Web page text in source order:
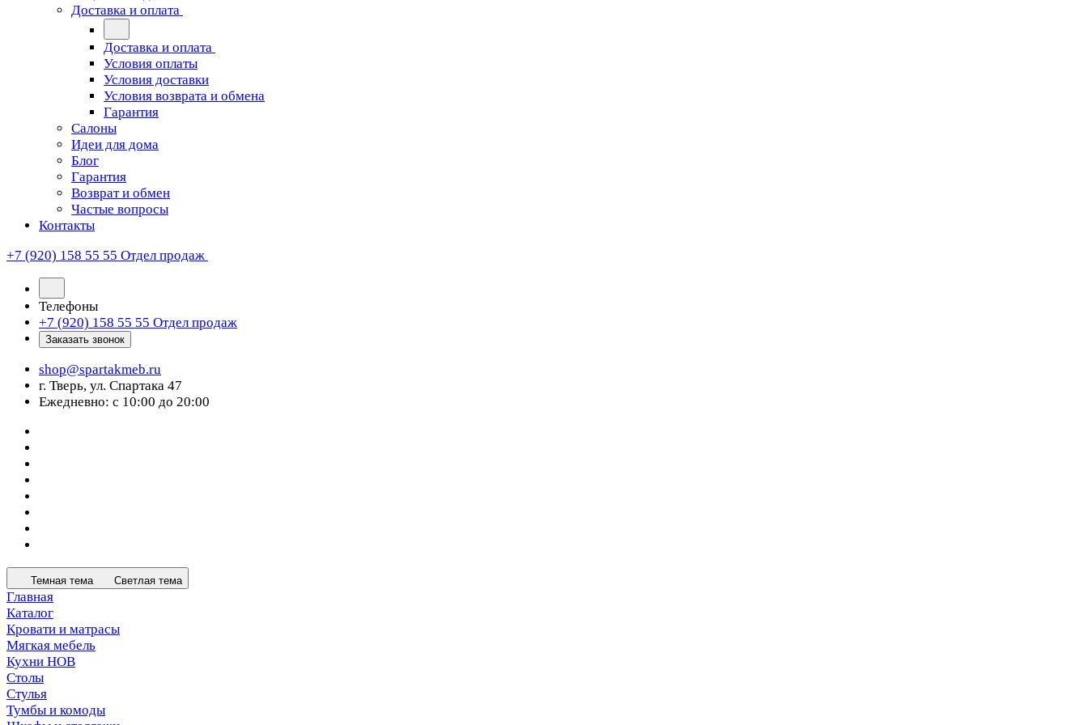
Доставка и оплата
Доставка и оплата
Условия оплаты
Условия доставки
Условия возврата и обмена
Гарантия
Салоны
Идеи для дома
Блог
Гарантия
Возврат и обмен
Частые вопросы
Контакты
+7 (920) 158 55 55 Отдел продаж
Телефоны
+7 (920) 158 55 55 Отдел продаж
Заказать звонок
shop@spartakmeb.ru
г. Тверь, ул. Спартака 47
Ежедневно: с 10:00 до 20:00
Темная тема Светлая тема
Главная
Каталог
Кровати и матрасы
Мягкая мебель
Кухни НОВ
Столы
Стулья
Тумбы и комоды